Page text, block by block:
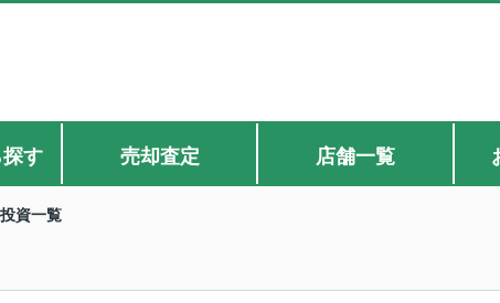
す 売却査定 店舗一覧
資一覧